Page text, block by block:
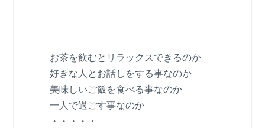
お茶を飲むとリラックスできるのか
好きな人とお話しをする事なのか
美味しいご飯を食べる事なのか
一人で過ごす事なのか
・・・・・